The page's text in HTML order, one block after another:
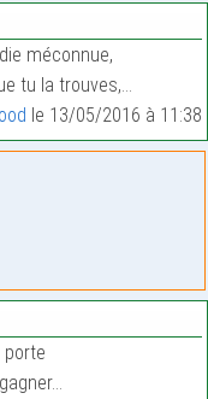
méconnue,
tu la trouves,…
le 13/05/2016 à 11:38
porte